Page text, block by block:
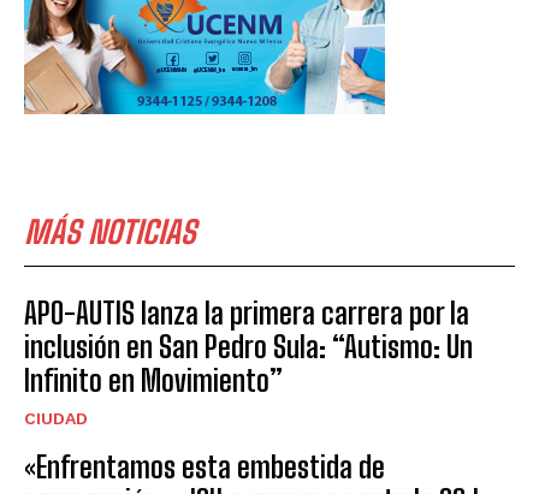
MÁS NOTICIAS
APO-AUTIS lanza la primera carrera por la
inclusión en San Pedro Sula: “Autismo: Un
Infinito en Movimiento”
CIUDAD
«Enfrentamos esta embestida de